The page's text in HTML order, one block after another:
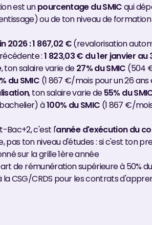
est unpourcentage du SMICqui
ou de ton niveau de formation
2026 : 1 867,02 €(revalorisation
:1 823,03 € du 1er janvier au
, ton salaire varie de27% du SMIC (504
du SMIC (1 867 €/mois pour un 26 ans
, ton salaire varie de55% du
à100% du SMIC (1 867 €/
Bac+2, c'est l'année d'exécution du
pas ton niveau d'études : si c'est ton
sur la grille 1ère année
de rémunération supérieure à 50%
CSG/CRDS pour les contrats